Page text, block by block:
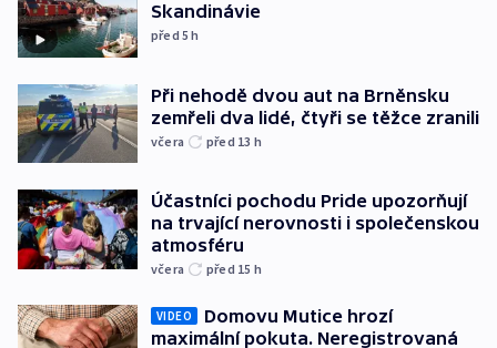
Skandinávie
před 5h
Při nehodě dvou aut na Brněnsku
zemřeli dva lidé, čtyři se těžce zranili
včera před 13 h
Účastníci pochodu Pride upozorňují
na trvající nerovnosti i společenskou
atmosféru
včera před 15 h
VIDEO
Domovu Mutice hrozí
maximální pokuta. Neregistrovaná